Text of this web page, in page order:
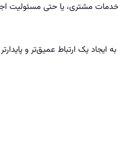
مشتری، یا حتی مسئولیت
ایجاد یک ارتباط عمیق‌تر و